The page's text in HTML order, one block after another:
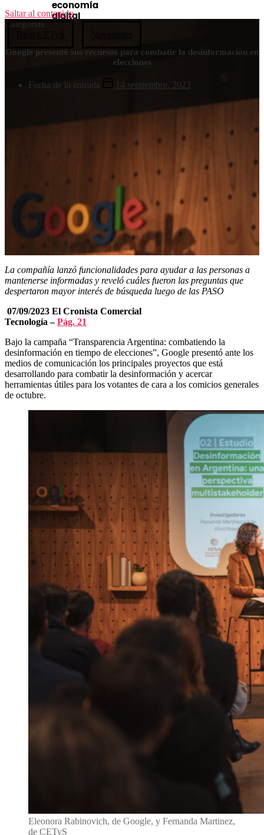
economía
digital
Saltar al contenido
Categorías
Google presentó sus recursos para combatir la desinformación en
elecciones
Fecha de la entrada 14 septiembre, 2023
La compañía lanzó funcionalidades para ayudar a las personas a
mantenerse informadas y reveló cuáles fueron las preguntas que
despertaron mayor interés de búsqueda luego de las PASO
07/09/2023 El Cronista Comercial
Tecnología –Pág. 21
Bajo la campaña “Transparencia Argentina: combatiendo la
desinformación en tiempo de elecciones”, Google presentó ante los
medios de comunicación los principales proyectos que está
desarrollando para combatir la desinformación y acercar
herramientas útiles para los votantes de cara a los comicios generales
de octubre.
Eleonora Rabinovich, de Google, y Fernanda Martinez,
de CETyS